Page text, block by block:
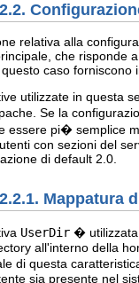
relativa alla
che risponde
caso
utilizzate in questa
Se la
essere pi� semplice
con sezioni del
di default 2.0.
Mappatura
UserDir �
all'interno della
di questa
sia presente nel